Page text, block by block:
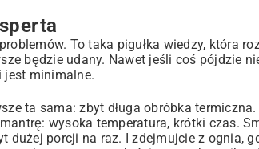
To taka pigułka wiedzy, która
będzie udany. Nawet jeśli coś pójdzie
jest minimalne.
ta sama: zbyt długa obróbka
wysoka temperatura, krótki czas.
dużej porcji na raz. I zdejmujcie z ognia,